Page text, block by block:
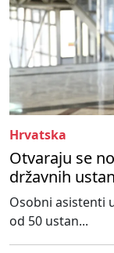
Hrvatska
Otvaraju se
državnih
Osobni asistenti
od 50 ustan...